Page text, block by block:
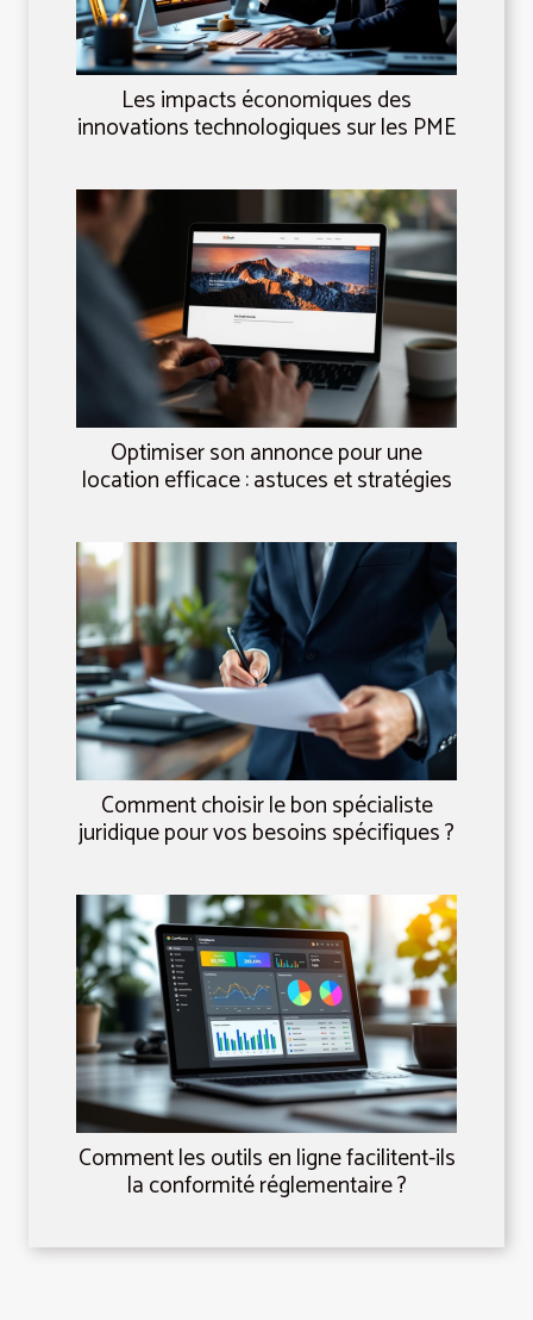
Les impacts économiques des
innovations technologiques sur les PME
Optimiser son annonce pour une
location efficace : astuces et stratégies
Comment choisir le bon spécialiste
juridique pour vos besoins spécifiques ?
Comment les outils en ligne facilitent-ils
la conformité réglementaire ?